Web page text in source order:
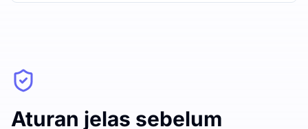
Aturan jelas sebelum